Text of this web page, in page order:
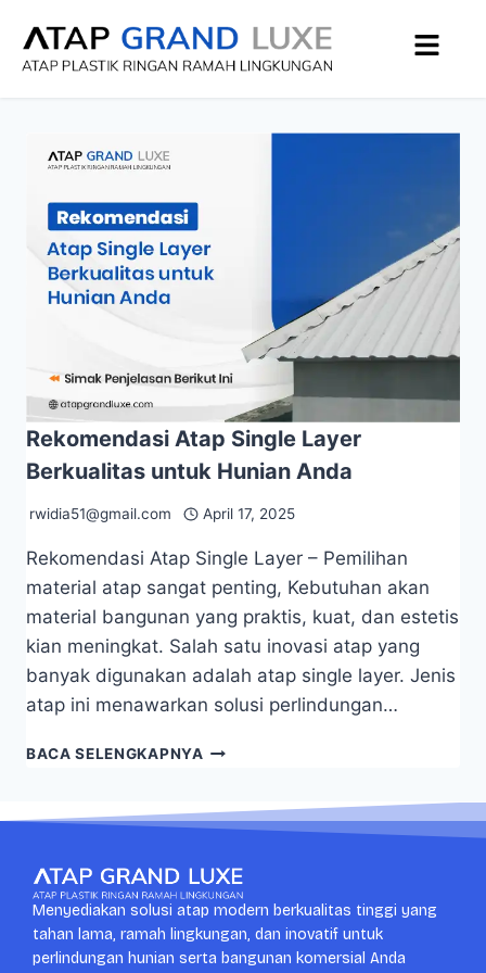
Rekomendasi Atap Single Layer
Berkualitas untuk Hunian Anda
rwidia51@gmail.com April 17, 2025
Rekomendasi Atap Single Layer – Pemilihan
material atap sangat penting, Kebutuhan akan
material bangunan yang praktis, kuat, dan estetis
kian meningkat. Salah satu inovasi atap yang
banyak digunakan adalah atap single layer. Jenis
atap ini menawarkan solusi perlindungan…
BACA SELENGKAPNYA
Menyediakan solusi atap modern berkualitas tinggi yang
tahan lama, ramah lingkungan, dan inovatif untuk
perlindungan hunian serta bangunan komersial Anda